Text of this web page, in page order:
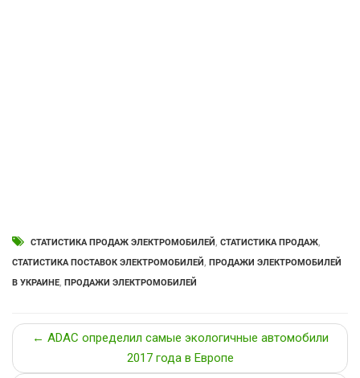
СТАТИСТИКА ПРОДАЖ ЭЛЕКТРОМОБИЛЕЙ, СТАТИСТИКА ПРОДАЖ,
СТАТИСТИКА ПОСТАВОК ЭЛЕКТРОМОБИЛЕЙ, ПРОДАЖИ ЭЛЕКТРОМОБИЛЕЙ
В УКРАИНЕ, ПРОДАЖИ ЭЛЕКТРОМОБИЛЕЙ
← ADAC определил самые экологичные автомобили
2017 года в Европе